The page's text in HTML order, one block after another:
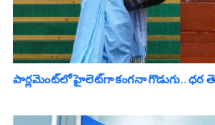
పార్లమెంట్‌లో హైలెట్‌గా కంగనా గొడుగు.. ధ‌ర